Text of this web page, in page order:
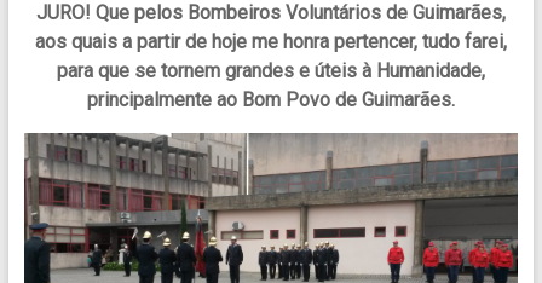
JURO! Que pelos Bombeiros Voluntários de Guimarães,
aos quais a partir de hoje me honra pertencer, tudo farei,
para que se tornem grandes e úteis à Humanidade,
principalmente ao Bom Povo de Guimarães.